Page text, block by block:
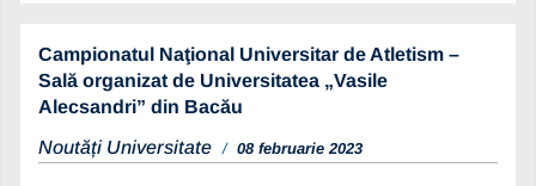
Campionatul Naţional Universitar de Atletism –
Sală organizat de Universitatea „Vasile
Alecsandri” din Bacău
Noutăți Universitate
08 februarie 2023